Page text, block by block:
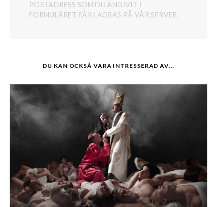
POSTADRESS SOM DU ANGIVIT I
FORMULÄRET FÅR LAGRAS PÅ VÅR SERVER.
DU KAN OCKSÅ VARA INTRESSERAD AV...